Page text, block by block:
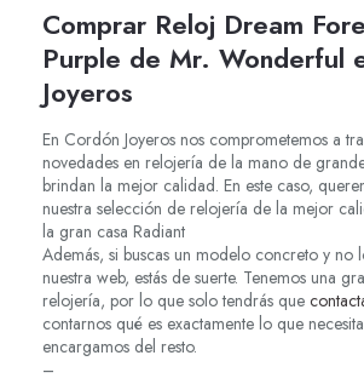
Comprar Reloj Dream
Purple de Mr. Wonderful
Joyeros
En Cordón Joyeros nos comprometemos a
novedades en relojería de la mano de
brindan la mejor calidad. En este caso,
nuestra selección de relojería de la mejor
la gran casa Radiant
Además, si buscas un modelo concreto y no
nuestra web, estás de suerte. Tenemos una
relojería, por lo que solo tendrás que
contarnos qué es exactamente lo que
encargamos del resto.
–